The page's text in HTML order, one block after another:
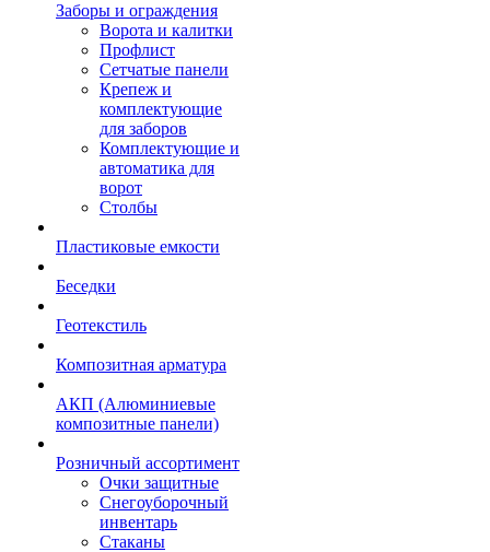
Заборы и ограждения
Ворота и калитки
Профлист
Сетчатые панели
Крепеж и
комплектующие
для заборов
Комплектующие и
автоматика для
ворот
Столбы
Пластиковые емкости
Беседки
Геотекстиль
Композитная арматура
АКП (Алюминиевые
композитные панели)
Розничный ассортимент
Очки защитные
Снегоуборочный
инвентарь
Стаканы